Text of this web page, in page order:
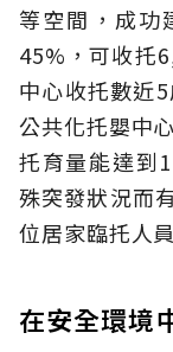
等空間，成功
45%，可收托
中心收托數近
公共化托嬰中
托育量能達到
殊突發狀況而
位居家臨托人
在安全環境